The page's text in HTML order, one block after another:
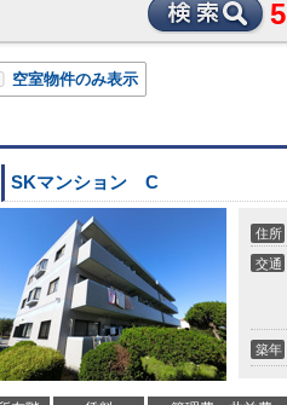
5
空室物件のみ表示
SKマンション C
住所
交通
築年